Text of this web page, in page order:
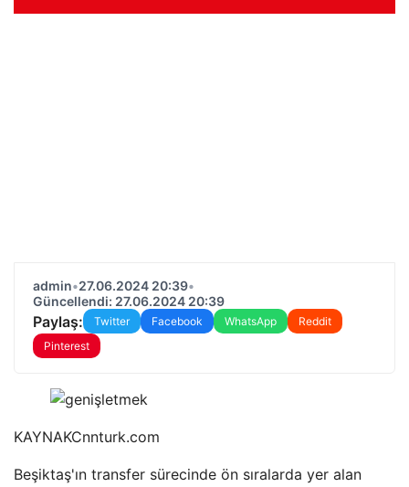
admin•27.06.2024 20:39•
Güncellendi: 27.06.2024 20:39
Paylaş: Twitter Facebook WhatsApp
Reddit
Pinterest
KAYNAKCnnturk.com
Beşiktaş'ın transfer sürecinde ön sıralarda yer alan